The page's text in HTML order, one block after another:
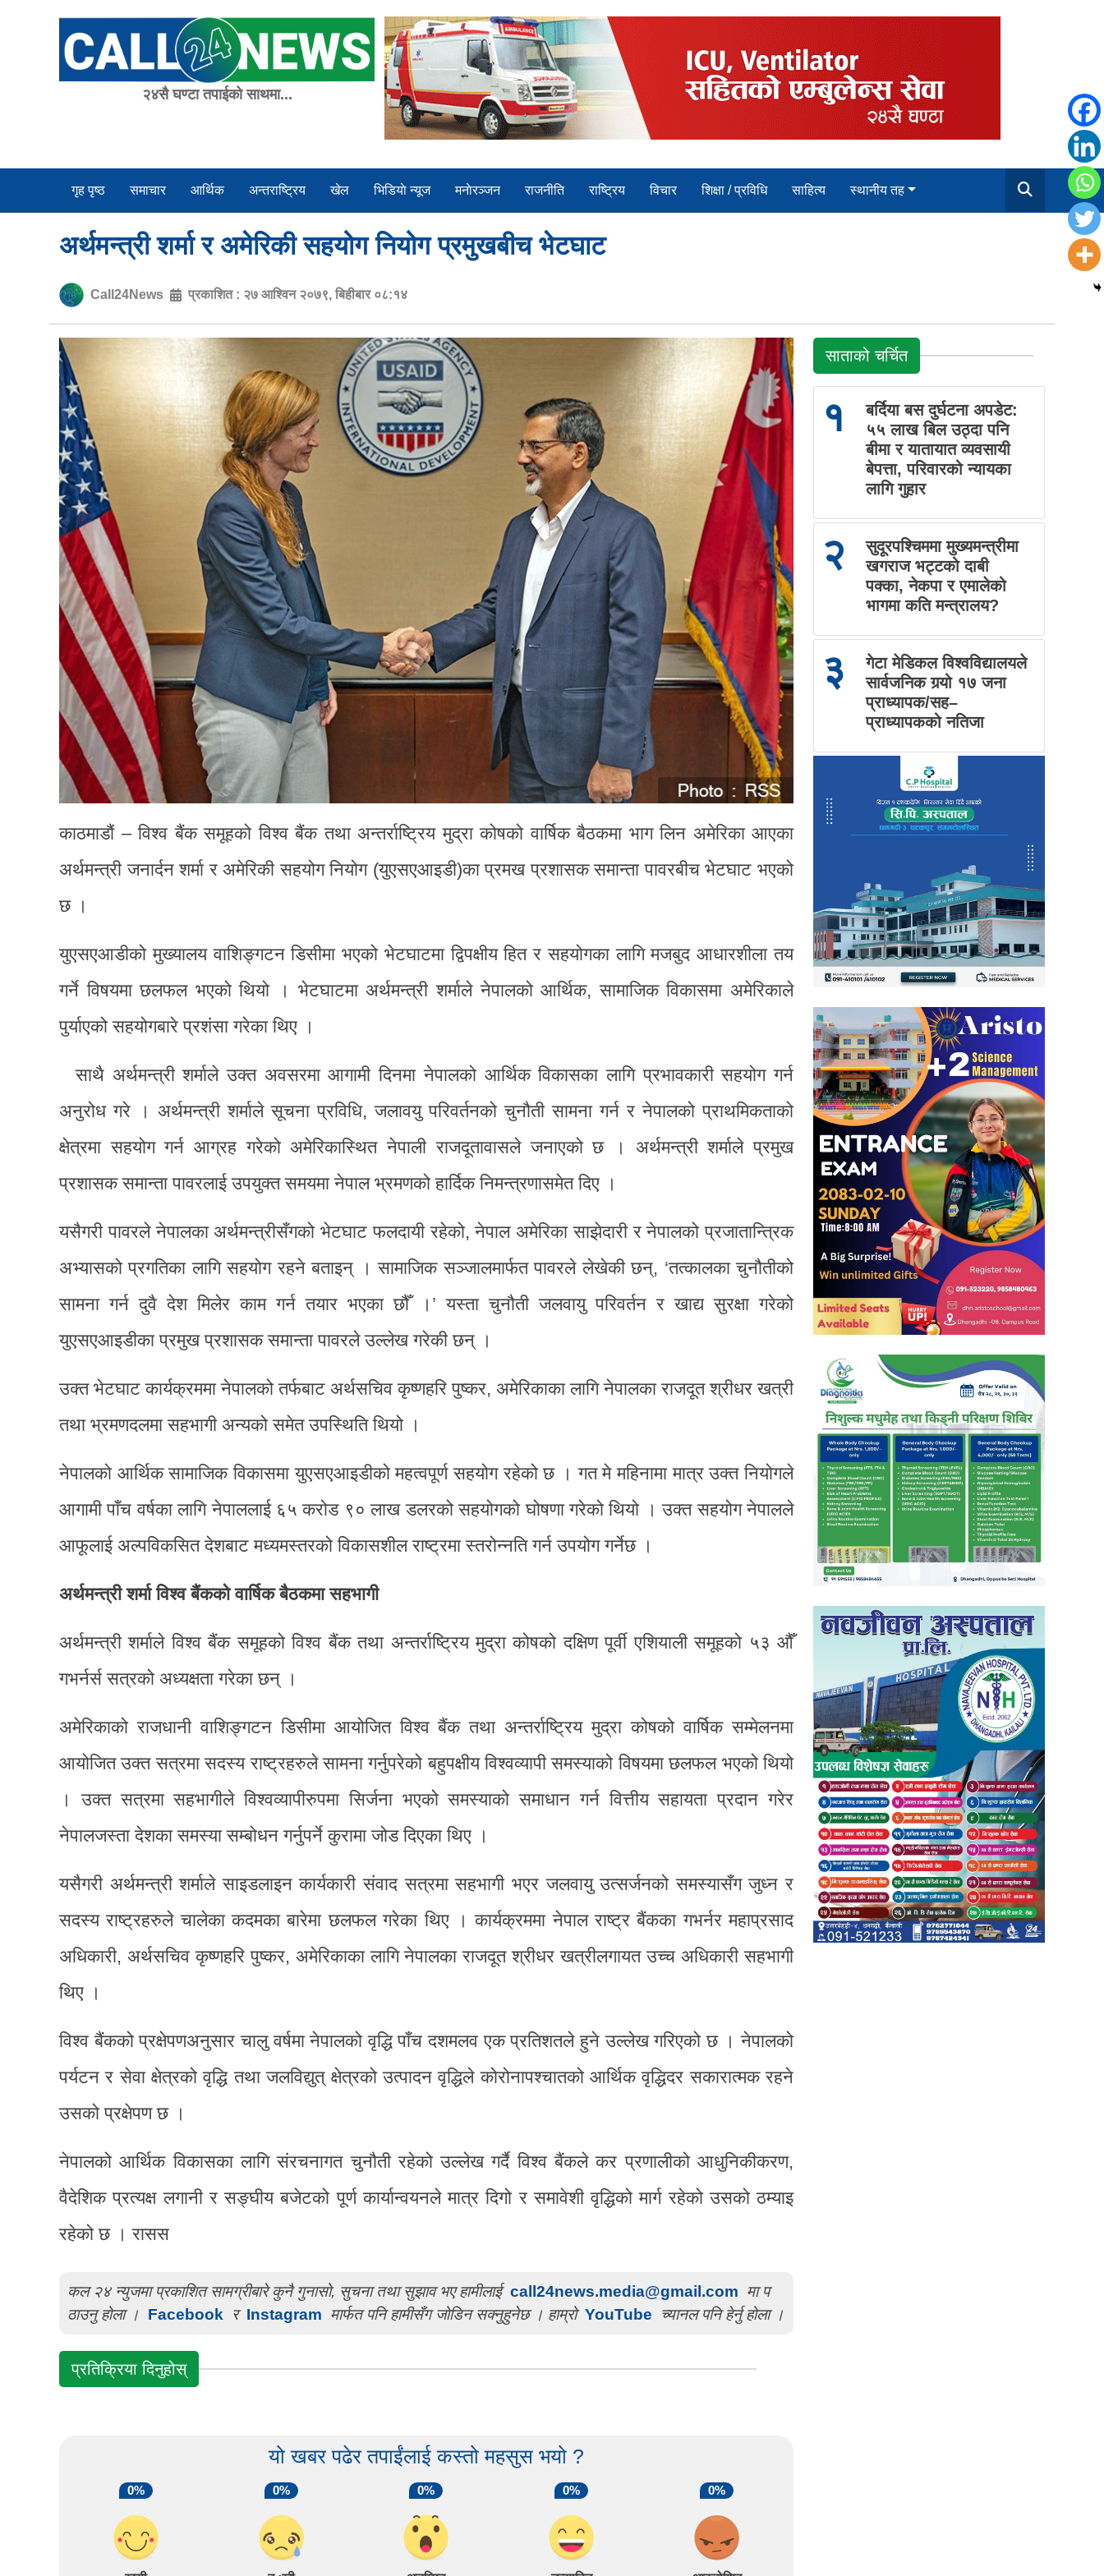
२४सै घण्टा तपाईको साथमा...
गृह पृष्ठ समाचार आर्थिक अन्तराष्ट्रिय खेल भिडियाे न्यूज मनाेरञ्जन राजनीति राष्ट्रिय विचार शिक्षा / प्रविधि साहित्य स्थानीय तह
अर्थमन्त्री शर्मा र अमेरिकी सहयोग नियोग प्रमुखबीच भेटघाट
Call24News प्रकाशित : २७ आश्विन २०७९, बिहीबार ०८:१४
काठमाडौं – विश्व बैंक समूहको विश्व बैंक तथा अन्तर्राष्ट्रिय मुद्रा कोषको वार्षिक बैठकमा भाग लिन अमेरिका आएका
अर्थमन्त्री जनार्दन शर्मा र अमेरिकी सहयोग नियोग (युएसएआइडी)का प्रमख प्रशासक समान्ता पावरबीच भेटघाट भएको
छ ।
युएसएआडीको मुख्यालय वाशिङ्गटन डिसीमा भएको भेटघाटमा द्विपक्षीय हित र सहयोगका लागि मजबुद आधारशीला तय
गर्ने विषयमा छलफल भएको थियो । भेटघाटमा अर्थमन्त्री शर्माले नेपालको आर्थिक, सामाजिक विकासमा अमेरिकाले
पुर्याएको सहयोगबारे प्रशंसा गरेका थिए ।
साथै अर्थमन्त्री शर्माले उक्त अवसरमा आगामी दिनमा नेपालको आर्थिक विकासका लागि प्रभावकारी सहयोग गर्न
अनुरोध गरे । अर्थमन्त्री शर्माले सूचना प्रविधि, जलावयु परिवर्तनको चुनौती सामना गर्न र नेपालको प्राथमिकताको
क्षेत्रमा सहयोग गर्न आग्रह गरेको अमेरिकास्थित नेपाली राजदूतावासले जनाएको छ । अर्थमन्त्री शर्माले प्रमुख
प्रशासक समान्ता पावरलाई उपयुक्त समयमा नेपाल भ्रमणको हार्दिक निमन्त्रणासमेत दिए ।
यसैगरी पावरले नेपालका अर्थमन्त्रीसँगको भेटघाट फलदायी रहेको, नेपाल अमेरिका साझेदारी र नेपालको प्रजातान्त्रिक
अभ्यासको प्रगतिका लागि सहयोग रहने बताइन् । सामाजिक सञ्जालमार्फत पावरले लेखेकी छन्, ‘तत्कालका चुनौतीको
सामना गर्न दुवै देश मिलेर काम गर्न तयार भएका छौँ ।’ यस्ता चुनौती जलवायु परिवर्तन र खाद्य सुरक्षा गरेको
युएसएआइडीका प्रमुख प्रशासक समान्ता पावरले उल्लेख गरेकी छन् ।
उक्त भेटघाट कार्यक्रममा नेपालको तर्फबाट अर्थसचिव कृष्णहरि पुष्कर, अमेरिकाका लागि नेपालका राजदूत श्रीधर खत्री
तथा भ्रमणदलमा सहभागी अन्यको समेत उपस्थिति थियो ।
नेपालको आर्थिक सामाजिक विकासमा युएसएआइडीको महत्वपूर्ण सहयोग रहेको छ । गत मे महिनामा मात्र उक्त नियोगले
आगामी पाँच वर्षका लागि नेपाललाई ६५ करोड ९० लाख डलरको सहयोगको घोषणा गरेको थियो । उक्त सहयोग नेपालले
आफूलाई अल्पविकसित देशबाट मध्यमस्तरको विकासशील राष्ट्रमा स्तरोन्नति गर्न उपयोग गर्नेछ ।
अर्थमन्त्री शर्मा विश्व बैंकको वार्षिक बैठकमा सहभागी
अर्थमन्त्री शर्माले विश्व बैंक समूहको विश्व बैंक तथा अन्तर्राष्ट्रिय मुद्रा कोषको दक्षिण पूर्वी एशियाली समूहको ५३ औँ
गभर्नर्स सत्रको अध्यक्षता गरेका छन् ।
अमेरिकाको राजधानी वाशिङ्गटन डिसीमा आयोजित विश्व बैंक तथा अन्तर्राष्ट्रिय मुद्रा कोषको वार्षिक सम्मेलनमा
आयोजित उक्त सत्रमा सदस्य राष्ट्रहरुले सामना गर्नुपरेको बहुपक्षीय विश्वव्यापी समस्याको विषयमा छलफल भएको थियो
। उक्त सत्रमा सहभागीले विश्वव्यापीरुपमा सिर्जना भएको समस्याको समाधान गर्न वित्तीय सहायता प्रदान गरेर
नेपालजस्ता देशका समस्या सम्बोधन गर्नुपर्ने कुरामा जोड दिएका थिए ।
यसैगरी अर्थमन्त्री शर्माले साइडलाइन कार्यकारी संवाद सत्रमा सहभागी भएर जलवायु उत्सर्जनको समस्यासँग जुध्न र
सदस्य राष्ट्रहरुले चालेका कदमका बारेमा छलफल गरेका थिए । कार्यक्रममा नेपाल राष्ट्र बैंकका गभर्नर महाप्रसाद
अधिकारी, अर्थसचिव कृष्णहरि पुष्कर, अमेरिकाका लागि नेपालका राजदूत श्रीधर खत्रीलगायत उच्च अधिकारी सहभागी
थिए ।
विश्व बैंकको प्रक्षेपणअनुसार चालु वर्षमा नेपालको वृद्धि पाँच दशमलव एक प्रतिशतले हुने उल्लेख गरिएको छ । नेपालको
पर्यटन र सेवा क्षेत्रको वृद्धि तथा जलविद्युत् क्षेत्रको उत्पादन वृद्धिले कोरोनापश्चातको आर्थिक वृद्धिदर सकारात्मक रहने
उसको प्रक्षेपण छ ।
नेपालको आर्थिक विकासका लागि संरचनागत चुनौती रहेको उल्लेख गर्दै विश्व बैंकले कर प्रणालीको आधुनिकीकरण,
वैदेशिक प्रत्यक्ष लगानी र सङ्घीय बजेटको पूर्ण कार्यान्वयनले मात्र दिगो र समावेशी वृद्धिको मार्ग रहेको उसको ठम्याइ
रहेको छ । रासस
कल २४ न्युजमा प्रकाशित सामग्रीबारे कुनै गुनासो, सुचना तथा सुझाव भए हामीलाई call24news.media@gmail.com मा प
ठाउनु होला ।
Facebook र Instagram मार्फत पनि हामीसँग जोडिन सक्नुहुनेछ । हाम्रो YouTube च्यानल पनि हेर्नु होला ।
प्रतिक्रिया दिनुहोस्
यो खबर पढेर तपाईंलाई कस्तो महसुस भयो ?
0% 0% 0% 0% 0%
साताको चर्चित
१
बर्दिया बस दुर्घटना अपडेट:
५५ लाख बिल उठ्दा पनि
बीमा र यातायात व्यवसायी
बेपत्ता, परिवारको न्यायका
लागि गुहार
२
सुदूरपश्चिममा मुख्यमन्त्रीमा
खगराज भट्टको दाबी
पक्का, नेकपा र एमालेको
भागमा कति मन्त्रालय?
३
गेटा मेडिकल विश्वविद्यालयले
सार्वजनिक गर्‍यो १७ जना
प्राध्यापक/सह–
प्राध्यापकको नतिजा